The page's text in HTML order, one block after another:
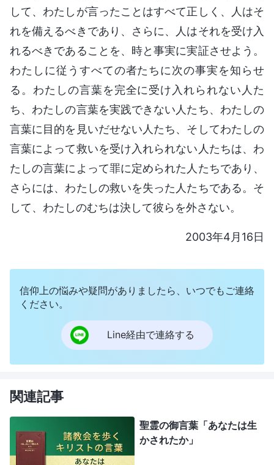
して、わたしが言ったことはすべて正しく、人はそ
れを備えるべきであり、さらに、人はそれを受け入
れるべきであることを、時と事実に実証させよう。
わたしに従うすべての者たちに次の事実を知らせ
る。わたしの言葉を完全に受け入れられない人た
ち、わたしの言葉を実践できない人たち、わたしの
言葉に目的を見いだせない人たち、そしてわたしの
言葉によって救いを受け入れられない人たちは、わ
たしの言葉によって罪に定められた人たちであり、
さらには、わたしの救いを失った人たちである。そ
して、わたしのむちは決して彼らを外さない。
2003年4月16日
信仰上の悩みや疑問がありましたら、いつでもご連絡
ください。
Line経由で連絡する
関連記事
聖霊の御言葉「あなたは生
かされたか」